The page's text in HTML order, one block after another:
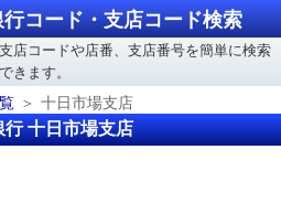
コード・支店コード検索
店コードや店番、支店番号を簡単に検索
できます。
十日市場支店
行 十日市場支店